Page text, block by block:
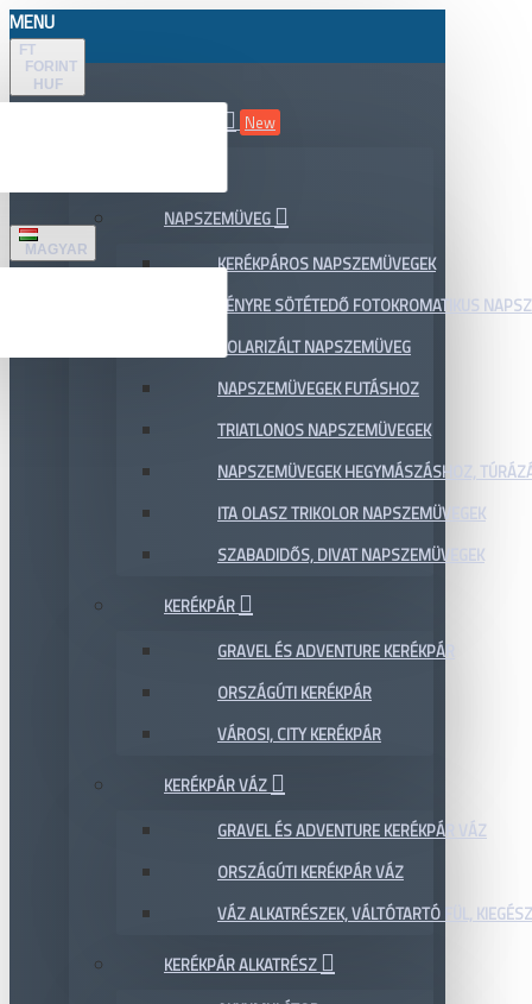
MENU
FT
FORINT
HUF
MAGYAR
New
NAPSZEMÜVEG
KERÉKPÁROS NAPSZEMÜVEGEK
FÉNYRE SÖTÉTEDŐ FOTOKROMATIKUS
POLARIZÁLT NAPSZEMÜVEG
NAPSZEMÜVEGEK FUTÁSHOZ
TRIATLONOS NAPSZEMÜVEGEK
NAPSZEMÜVEGEK HEGYMÁSZÁSHOZ,
ITA OLASZ TRIKOLOR NAPSZEMÜVEGEK
SZABADIDŐS, DIVAT NAPSZEMÜVEGEK
KERÉKPÁR
GRAVEL ÉS ADVENTURE KERÉKPÁR
ORSZÁGÚTI KERÉKPÁR
VÁROSI, CITY KERÉKPÁR
KERÉKPÁR VÁZ
GRAVEL ÉS ADVENTURE KERÉKPÁR VÁZ
ORSZÁGÚTI KERÉKPÁR VÁZ
VÁZ ALKATRÉSZEK, VÁLTÓTARTÓ FÜL,
KERÉKPÁR ALKATRÉSZ